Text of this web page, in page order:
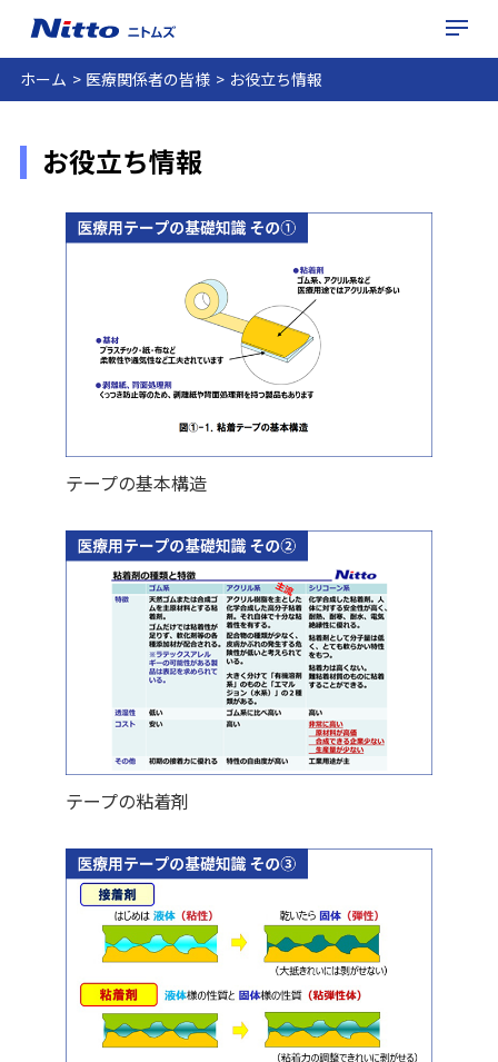
ホーム 医療関係者の皆様 お役立ち情報
お役立ち情報
テープの基本構造
テープの粘着剤